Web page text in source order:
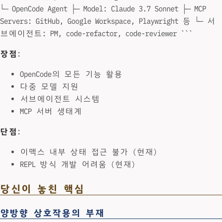
└─ OpenCode Agent ├─ Model: Claude 3.7 Sonnet ├─ MCP
Servers: GitHub, Google Workspace, Playwright 등 └─ 서
브에이전트: PM, code-refactor, code-reviewer ```
장점 :
OpenCode의 모든 기능 활용
다중 모델 지원
서브에이전트 시스템
MCP 서버 생태계
단점 :
이맥스 내부 상태 접근 불가 (현재)
REPL 방식 개발 어려움 (현재)
당신이 놓친 핵심
양방향 상호작용의 부재